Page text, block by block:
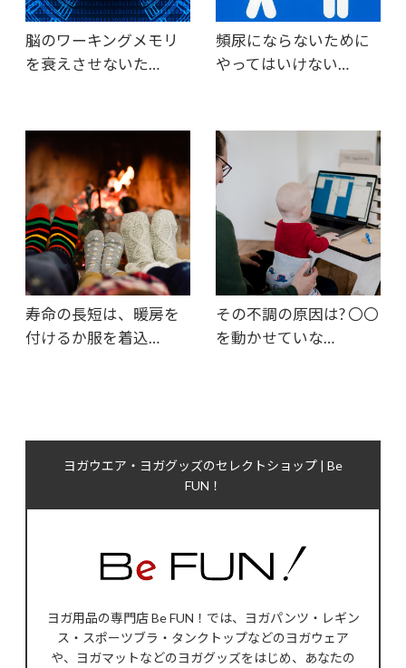
脳のワーキングメモリ
を衰えさせないた…
頻尿にならないために
やってはいけない…
寿命の長短は、暖房を
付けるか服を着込…
その不調の原因は? 〇〇
を動かせていな…
ヨガウエア・ヨガグッズのセレクトショップ | Be
FUN！
ヨガ用品の専門店 Be FUN！では、ヨガパンツ・レギン
ス・スポーツブラ・タンクトップなどのヨガウェア
や、ヨガマットなどのヨガグッズをはじめ、あなたの